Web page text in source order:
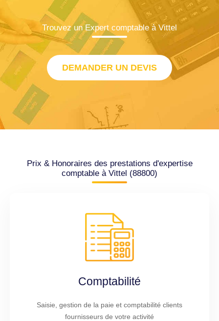
Trouvez un Expert comptable à Vittel
DEMANDER UN DEVIS
Prix & Honoraires des prestations d'expertise
comptable à Vittel (88800)
Comptabilité
Saisie, gestion de la paie et comptabilité clients
fournisseurs de votre activité